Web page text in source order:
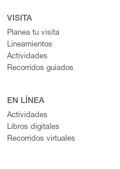
VISITA
Planea tu visita
Lineamientos
Actividades
Recorridos guiados
EN LÍNEA
Actividades
Libros digitales
Recorridos virtuales